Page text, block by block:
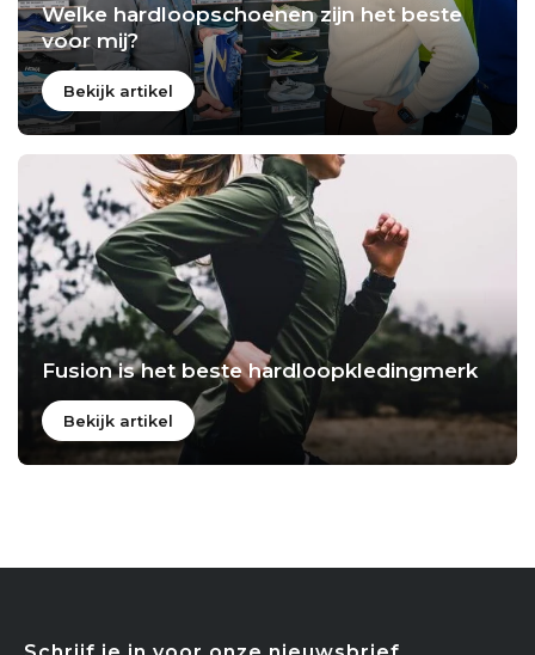
Welke hardloopschoenen zijn het beste
voor mij?
Bekijk artikel
Fusion is het beste hardloopkledingmerk
Bekijk artikel